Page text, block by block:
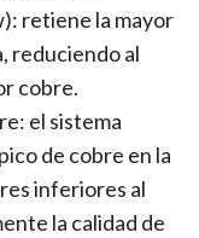
retiene la mayor
reduciendo al
cobre.
el sistema
de cobre en la
inferiores al
la calidad de